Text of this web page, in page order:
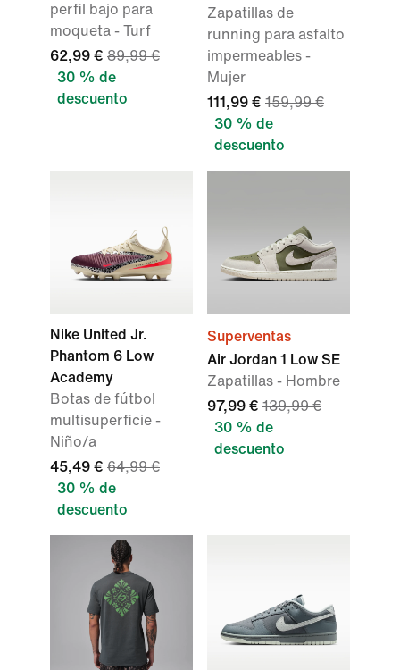
perfil bajo para
moqueta - Turf
62,99 € 89,99 €
30 % de
descuento
Zapatillas de
running para asfalto
impermeables -
Mujer
111,99 € 159,99 €
30 % de
descuento
Nike United Jr.
Phantom 6 Low
Academy
Botas de fútbol
multisuperficie -
Niño/a
45,49 € 64,99 €
30 % de
descuento
Superventas
Air Jordan 1 Low SE
Zapatillas - Hombre
97,99 € 139,99 €
30 % de
descuento